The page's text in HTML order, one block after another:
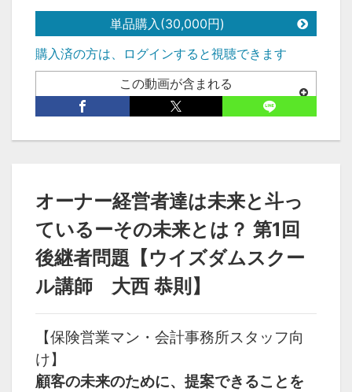
単品購入(30,000円)
購入済の方は、ログインすると視聴できます
この動画が含まれる
セット
1:18:53
オーナー経営者達は未
来と斗っているーその
問題【ウイズダムスク
ール講師 大西 恭則】
カテゴリ
ピックアップ
オーナー経営者達は未来と斗っ
ているーその未来とは？ 第1回
後継者問題【ウイズダムスクー
ル講師 大西 恭則】
【保険営業マン・会計事務所スタッフ向
け】
顧客の未来のために、提案できることを